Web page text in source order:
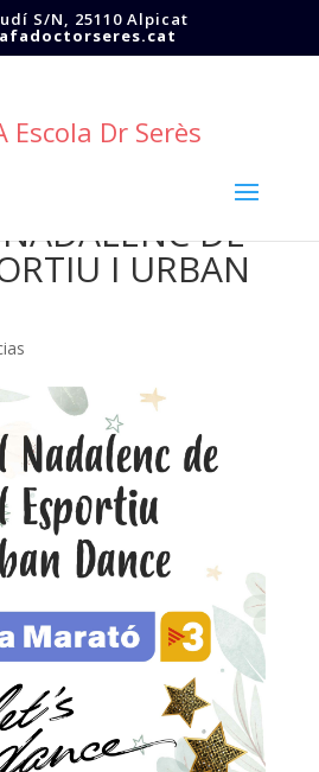
S/N, 25110 Alpicat
Escola Dr Serès
DE
I URBAN